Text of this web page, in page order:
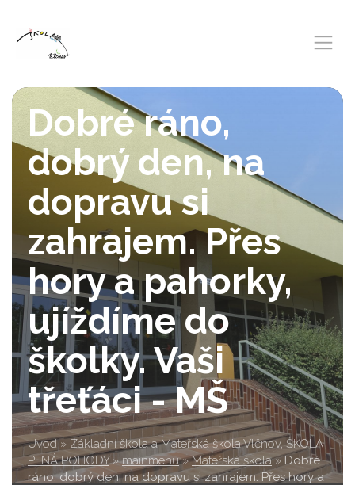
Dobré ráno,
dobrý den, na
dopravu si
zahrajem. Přes
hory a pahorky,
ujíždíme do
školky. Vaši
třeťáci - MŠ
Úvod » Základní škola a Mateřská škola Vlčnov, ŠKOLA
PLNÁ POHODY » mainmenu » Mateřská škola » Dobré
ráno, dobrý den, na dopravu si zahrajem. Přes hory a